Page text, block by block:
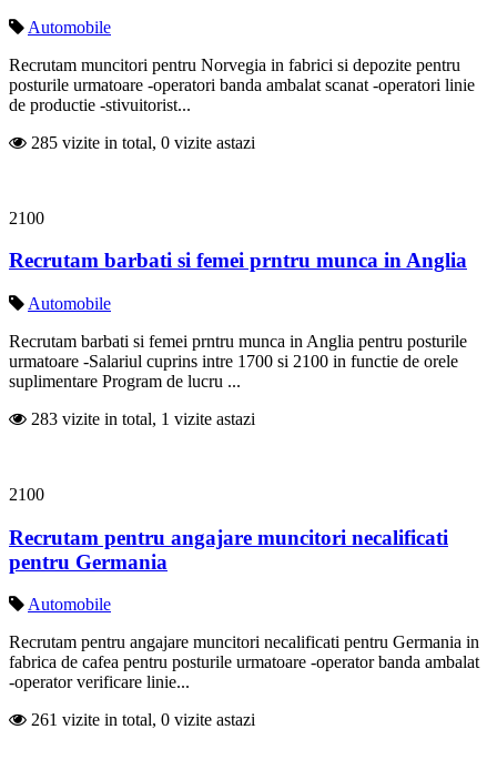
Automobile
Recrutam muncitori pentru Norvegia in fabrici si depozite pentru
posturile urmatoare -operatori banda ambalat scanat -operatori linie
de productie -stivuitorist...
285 vizite in total, 0 vizite astazi
2100
Recrutam barbati si femei prntru munca in Anglia
Automobile
Recrutam barbati si femei prntru munca in Anglia pentru posturile
urmatoare -Salariul cuprins intre 1700 si 2100 in functie de orele
suplimentare Program de lucru ...
283 vizite in total, 1 vizite astazi
2100
Recrutam pentru angajare muncitori necalificati
pentru Germania
Automobile
Recrutam pentru angajare muncitori necalificati pentru Germania in
fabrica de cafea pentru posturile urmatoare -operator banda ambalat
-operator verificare linie...
261 vizite in total, 0 vizite astazi